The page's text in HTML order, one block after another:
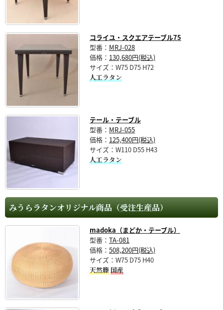
コライユ・スクエアテーブル75
型番： MRJ-028
価格： 130,680円(税込)
サイズ：W75 D75 H72
人工ラタン
テール・テーブル
型番： MRJ-055
価格： 125,400円(税込)
サイズ：W110 D55 H43
人工ラタン
みうらラタンオリジナル商品（受注生産品）
madoka（まどか・テーブル）
型番： TA-081
価格： 508,200円(税込)
サイズ：W75 D75 H40
天然籐国産